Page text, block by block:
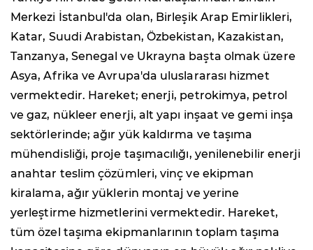
Merkezi İstanbul'da olan, Birleşik Arap Emirlikleri,
Katar, Suudi Arabistan, Özbekistan, Kazakistan,
Tanzanya, Senegal ve Ukrayna başta olmak üzere
Asya, Afrika ve Avrupa'da uluslararası hizmet
vermektedir. Hareket; enerji, petrokimya, petrol
ve gaz, nükleer enerji, alt yapı inşaat ve gemi inşa
sektörlerinde; ağır yük kaldırma ve taşıma
mühendisliği, proje taşımacılığı, yenilenebilir enerji
anahtar teslim çözümleri, vinç ve ekipman
kiralama, ağır yüklerin montaj ve yerine
yerleştirme hizmetlerini vermektedir. Hareket,
tüm özel taşıma ekipmanlarının toplam taşıma